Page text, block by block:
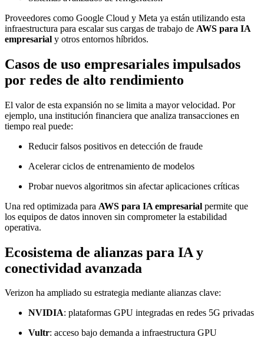
Proveedores como Google Cloud y Meta ya están utilizando esta
infraestructura para escalar sus cargas de trabajo de AWS para IA
empresarial y otros entornos híbridos.
Casos de uso empresariales impulsados
por redes de alto rendimiento
El valor de esta expansión no se limita a mayor velocidad. Por
ejemplo, una institución financiera que analiza transacciones en
tiempo real puede:
Reducir falsos positivos en detección de fraude
Acelerar ciclos de entrenamiento de modelos
Probar nuevos algoritmos sin afectar aplicaciones críticas
Una red optimizada para AWS para IA empresarial permite que
los equipos de datos innoven sin comprometer la estabilidad
operativa.
Ecosistema de alianzas para IA y
conectividad avanzada
Verizon ha ampliado su estrategia mediante alianzas clave:
NVIDIA: plataformas GPU integradas en redes 5G privadas
Vultr: acceso bajo demanda a infraestructura GPU